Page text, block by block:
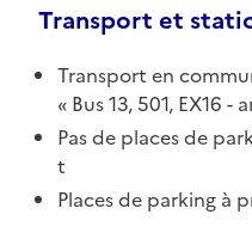
Transport et
Transport en
Bus 13, 501, EX16 -
Pas de places de
t
Places de parking à